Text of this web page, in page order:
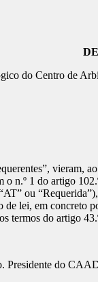
do Centro de
vieram,
n.º 1 do artigo
ou
lei, em concreto
termos do artigo
do